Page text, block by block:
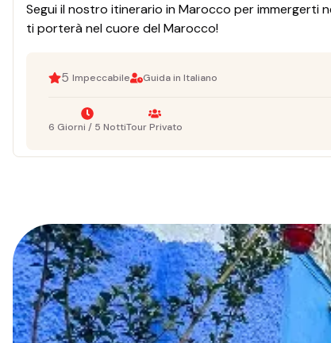
Segui il nostro itinerario in Marocco per immergerti
ti porterà nel cuore del Marocco!
5 Impeccabile Guida in Italiano
6 Giorni / 5 NottiTour Privato